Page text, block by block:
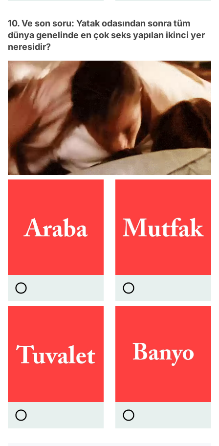
10. Ve son soru: Yatak odasından sonra tüm
dünya genelinde en çok seks yapılan ikinci yer
neresidir?